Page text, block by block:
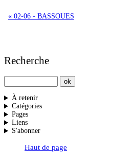
« 02-06 - BASSOUES
Recherche
À retenir
Catégories
Pages
Liens
S'abonner
Haut de page